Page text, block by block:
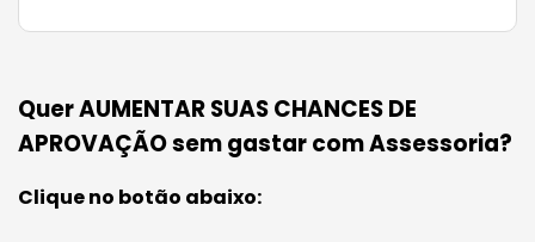
Quer AUMENTAR SUAS CHANCES DE
APROVAÇÃO sem gastar com Assessoria?
Clique no botão abaixo: